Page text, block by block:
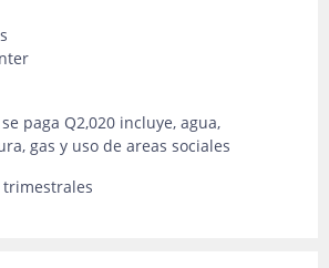
paga Q2,020 incluye, agua,
gas y uso de areas sociales
trimestrales